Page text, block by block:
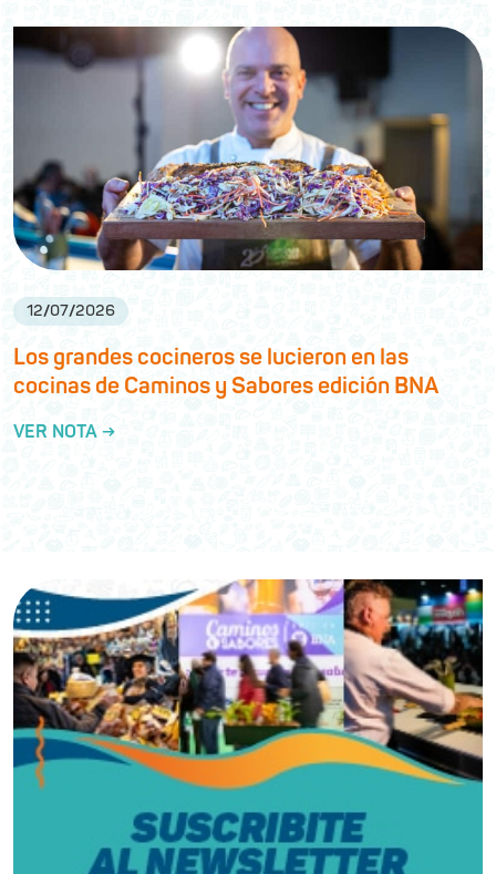
12/07/2026
Los grandes cocineros se lucieron en las
cocinas de Caminos y Sabores edición BNA
VER NOTA →